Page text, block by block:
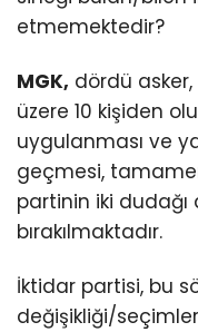
etmemektedir?
MGK, dördü
üzere 10 kişiden
uygulanması ve
geçmesi,
partinin iki dudağı
bırakılmaktadır.
İktidar partisi, bu
değişikliği/